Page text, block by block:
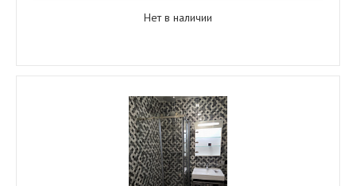
Нет в наличии